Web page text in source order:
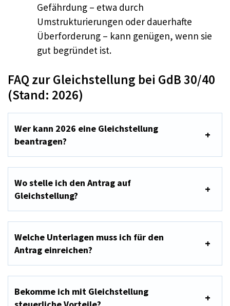
Gefährdung – etwa durch
Umstrukturierungen oder dauerhafte
Überforderung – kann genügen, wenn sie
gut begründet ist.
FAQ zur Gleichstellung bei GdB 30/40
(Stand: 2026)
Wer kann 2026 eine Gleichstellung
beantragen?
Wo stelle ich den Antrag auf
Gleichstellung?
Welche Unterlagen muss ich für den
Antrag einreichen?
Bekomme ich mit Gleichstellung